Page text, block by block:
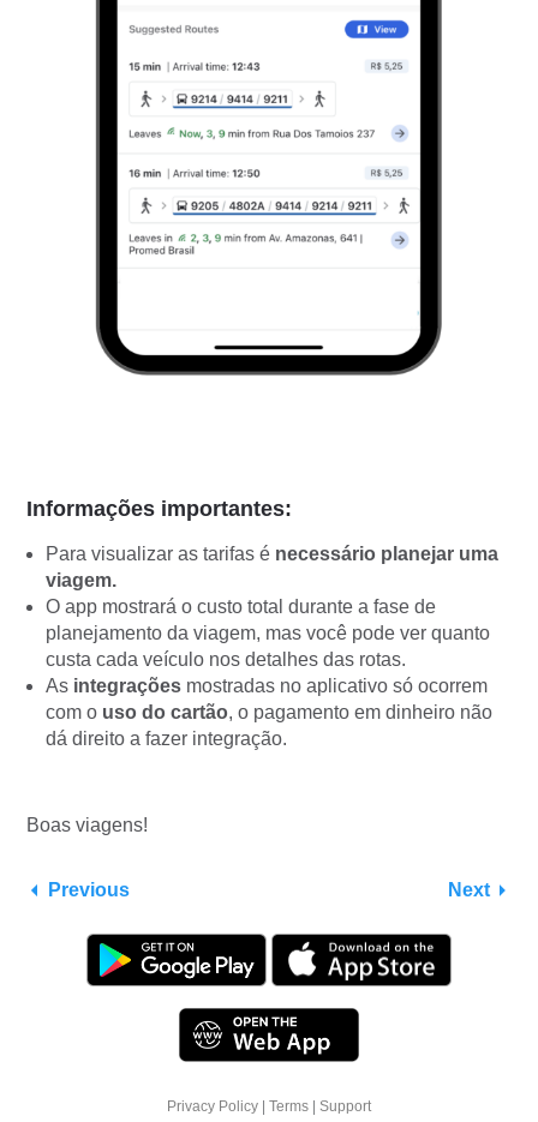
Informações importantes:
Para visualizar as tarifas é necessário planejar uma
viagem.
O app mostrará o custo total durante a fase de
planejamento da viagem, mas você pode ver quanto
custa cada veículo nos detalhes das rotas.
As integrações mostradas no aplicativo só ocorrem
com o uso do cartão, o pagamento em dinheiro não
dá direito a fazer integração.
Boas viagens!
Previous Next
Privacy Policy | Terms | Support